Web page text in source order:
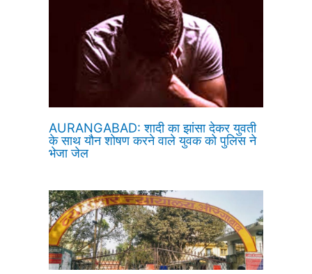
AURANGABAD: शादी का झांसा देकर युवती
के साथ यौन शोषण करने वाले युवक को पुलिस ने
भेजा जेल